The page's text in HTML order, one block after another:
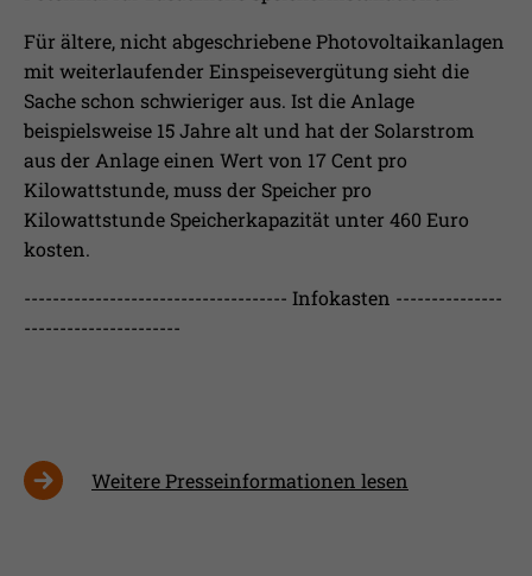
Für ältere, nicht abgeschriebene Photovoltaikanlagen
mit weiterlaufender Einspeisevergütung sieht die
Sache schon schwieriger aus. Ist die Anlage
beispielsweise 15 Jahre alt und hat der Solarstrom
aus der Anlage einen Wert von 17 Cent pro
Kilowattstunde, muss der Speicher pro
Kilowattstunde Speicherkapazität unter 460 Euro
kosten.
------------------------------------- Infokasten ---------------
----------------------
Weitere Presseinformationen lesen